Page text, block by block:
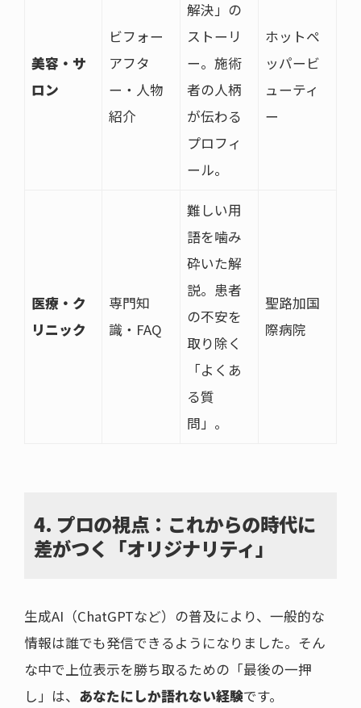
美容・サ
ロン
ビフォー
アフタ
ー・人物
紹介
解決」の
ストーリ
ー。施術
者の人柄
が伝わる
プロフィ
ール。
ホットペ
ッパービ
ューティ
ー
医療・ク
リニック
専門知
識・FAQ
難しい用
語を噛み
砕いた解
説。患者
の不安を
取り除く
「よくあ
る質
問」。
聖路加国
際病院
4. プロの視点：これからの時代に
差がつく「オリジナリティ」
生成AI（ChatGPTなど）の普及により、一般的な
情報は誰でも発信できるようになりました。そん
な中で上位表示を勝ち取るための「最後の一押
し」は、 あなたにしか語れない経験です。